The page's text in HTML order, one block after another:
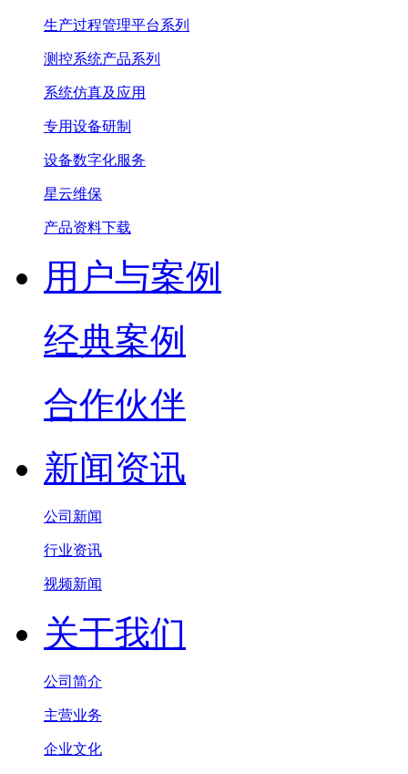
生产过程管理平台系列
测控系统产品系列
系统仿真及应用
专用设备研制
设备数字化服务
星云维保
产品资料下载
用户与案例
经典案例
合作伙伴
新闻资讯
公司新闻
行业资讯
视频新闻
关于我们
公司简介
主营业务
企业文化